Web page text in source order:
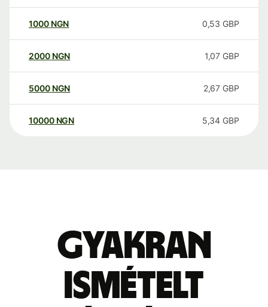
1000 NGN 0,53 GBP
2000 NGN 1,07 GBP
5000 NGN 2,67 GBP
10000 NGN 5,34 GBP
Gyakran
ismételt